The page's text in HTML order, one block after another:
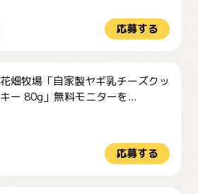
応募する
花畑牧場「自家製ヤギ乳チーズクッ
キー 80g」無料モニターを...
応募する